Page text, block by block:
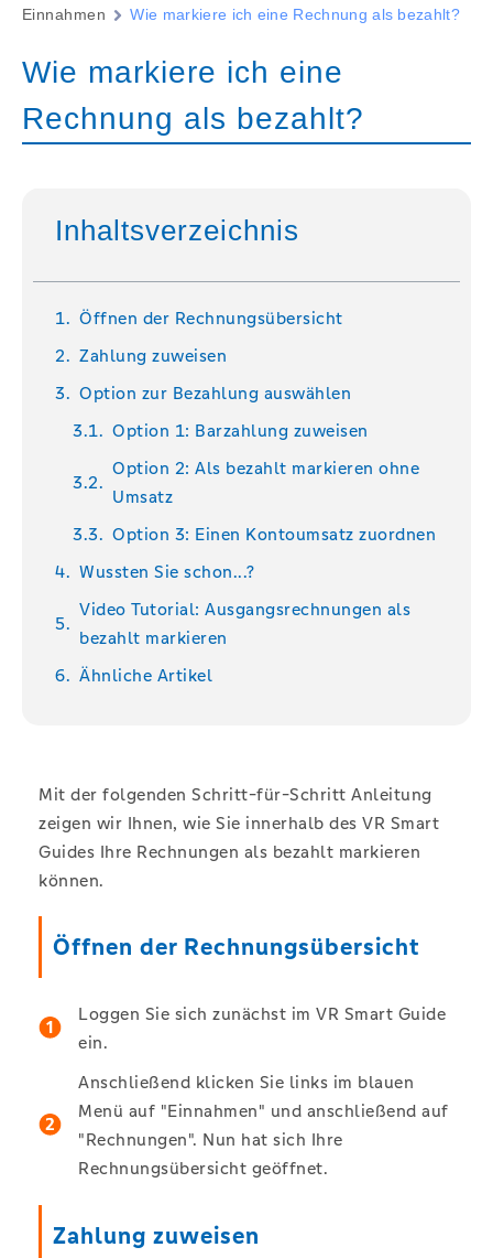
Einnahmen
Wie markiere ich eine Rechnung als bezahlt?
Wie markiere ich eine
Rechnung als bezahlt?
Inhaltsverzeichnis
Öffnen der Rechnungsübersicht
Zahlung zuweisen
Option zur Bezahlung auswählen
Option 1: Barzahlung zuweisen
Option 2: Als bezahlt markieren ohne
Umsatz
Option 3: Einen Kontoumsatz zuordnen
Wussten Sie schon...?
Video Tutorial: Ausgangsrechnungen als
bezahlt markieren
Ähnliche Artikel
Mit der folgenden Schritt-für-Schritt Anleitung
zeigen wir Ihnen, wie Sie innerhalb des VR Smart
Guides Ihre Rechnungen als bezahlt markieren
können.
Öffnen der Rechnungsübersicht
Loggen Sie sich zunächst im VR Smart Guide
ein.
Anschließend klicken Sie links im blauen
Menü auf "Einnahmen" und anschließend auf
"Rechnungen". Nun hat sich Ihre
Rechnungsübersicht geöffnet.
Zahlung zuweisen